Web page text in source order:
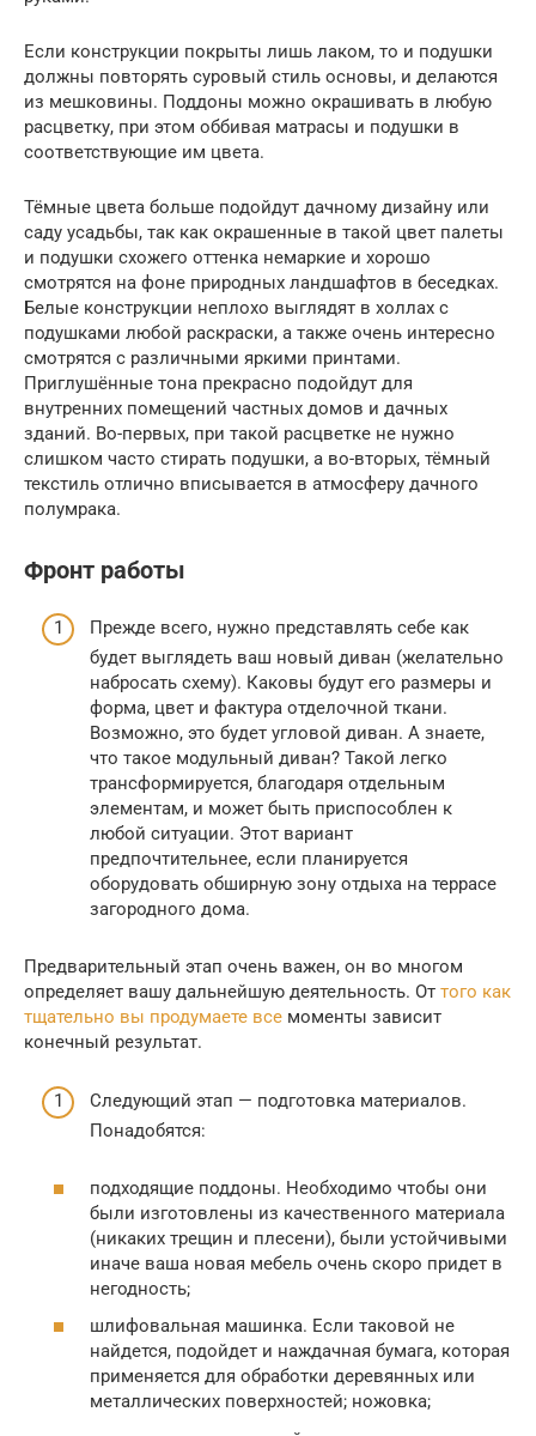
Если конструкции покрыты лишь лаком, то и подушки
должны повторять суровый стиль основы, и делаются
из мешковины. Поддоны можно окрашивать в любую
расцветку, при этом оббивая матрасы и подушки в
соответствующие им цвета.
Тёмные цвета больше подойдут дачному дизайну или
саду усадьбы, так как окрашенные в такой цвет палеты
и подушки схожего оттенка немаркие и хорошо
смотрятся на фоне природных ландшафтов в беседках.
Белые конструкции неплохо выглядят в холлах с
подушками любой раскраски, а также очень интересно
смотрятся с различными яркими принтами.
Приглушённые тона прекрасно подойдут для
внутренних помещений частных домов и дачных
зданий. Во-первых, при такой расцветке не нужно
слишком часто стирать подушки, а во-вторых, тёмный
текстиль отлично вписывается в атмосферу дачного
полумрака.
Фронт работы
Прежде всего, нужно представлять себе как
будет выглядеть ваш новый диван (желательно
набросать схему). Каковы будут его размеры и
форма, цвет и фактура отделочной ткани.
Возможно, это будет угловой диван. А знаете,
что такое модульный диван? Такой легко
трансформируется, благодаря отдельным
элементам, и может быть приспособлен к
любой ситуации. Этот вариант
предпочтительнее, если планируется
оборудовать обширную зону отдыха на террасе
загородного дома.
Предварительный этап очень важен, он во многом
определяет вашу дальнейшую деятельность. От того как
тщательно вы продумаете все моменты зависит
конечный результат.
Следующий этап — подготовка материалов.
Понадобятся:
подходящие поддоны. Необходимо чтобы они
были изготовлены из качественного материала
(никаких трещин и плесени), были устойчивыми
иначе ваша новая мебель очень скоро придет в
негодность;
шлифовальная машинка. Если таковой не
найдется, подойдет и наждачная бумага, которая
применяется для обработки деревянных или
металлических поверхностей; ножовка;